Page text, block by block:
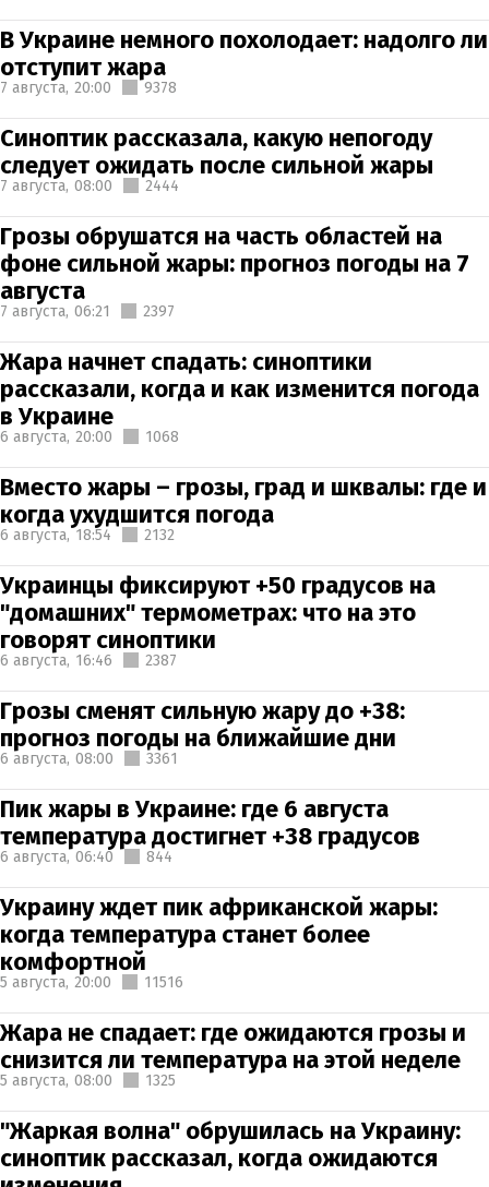
В Украине немного похолодает: надолго ли
отступит жара
7 августа, 20:00 9378
Синоптик рассказала, какую непогоду
следует ожидать после сильной жары
7 августа, 08:00 2444
Грозы обрушатся на часть областей на
фоне сильной жары: прогноз погоды на 7
августа
7 августа, 06:21 2397
Жара начнет спадать: синоптики
рассказали, когда и как изменится погода
в Украине
6 августа, 20:00 1068
Вместо жары – грозы, град и шквалы: где и
когда ухудшится погода
6 августа, 18:54 2132
Украинцы фиксируют +50 градусов на
"домашних" термометрах: что на это
говорят синоптики
6 августа, 16:46 2387
Грозы сменят сильную жару до +38:
прогноз погоды на ближайшие дни
6 августа, 08:00 3361
Пик жары в Украине: где 6 августа
температура достигнет +38 градусов
6 августа, 06:40 844
Украину ждет пик африканской жары:
когда температура станет более
комфортной
5 августа, 20:00 11516
Жара не спадает: где ожидаются грозы и
снизится ли температура на этой неделе
5 августа, 08:00 1325
"Жаркая волна" обрушилась на Украину:
синоптик рассказал, когда ожидаются